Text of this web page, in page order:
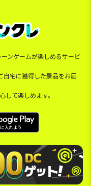
ンゲームが楽しめるサービ
宅に獲得した景品をお届
て楽しめます。